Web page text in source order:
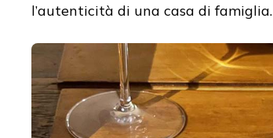
l’autenticità di una casa di famiglia.